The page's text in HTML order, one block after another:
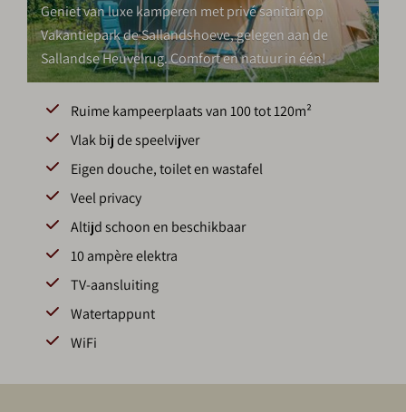
Geniet van luxe kamperen met privé sanitair op
Vakantiepark de Sallandshoeve, gelegen aan de
Sallandse Heuvelrug. Comfort en natuur in één!
Ruime kampeerplaats van 100 tot 120m²
Vlak bij de speelvijver
Eigen douche, toilet en wastafel
Veel privacy
Altijd schoon en beschikbaar
10 ampère elektra
TV-aansluiting
Watertappunt
WiFi